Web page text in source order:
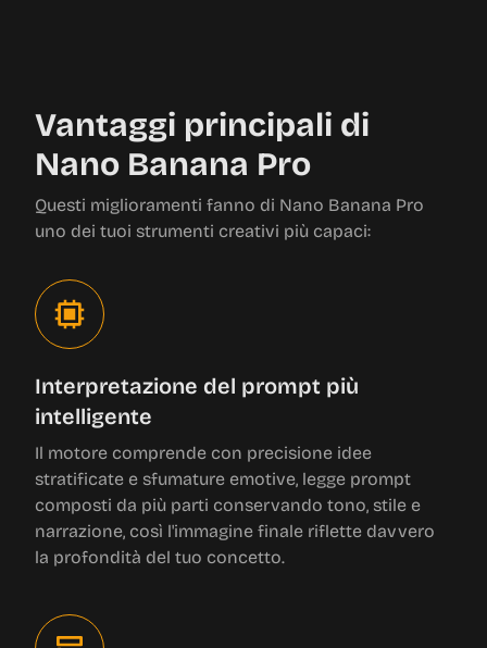
Vantaggi principali di
Nano Banana Pro
Questi miglioramenti fanno di Nano Banana Pro
uno dei tuoi strumenti creativi più capaci:
Interpretazione del prompt più
intelligente
Il motore comprende con precisione idee
stratificate e sfumature emotive, legge prompt
composti da più parti conservando tono, stile e
narrazione, così l'immagine finale riflette davvero
la profondità del tuo concetto.